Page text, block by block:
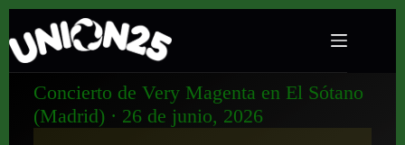
Concierto de Very Magenta en El Sótano
(Madrid) · 26 de junio, 2026